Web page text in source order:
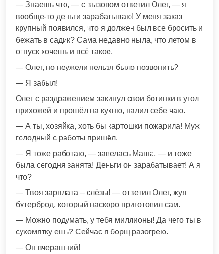
— Знаешь что, — с вызовом ответил Олег, — я
вообще-то деньги зарабатываю! У меня заказ
крупный появился, что я должен был все бросить и
бежать в садик? Сама недавно ныла, что летом в
отпуск хочешь и всё такое.
— Олег, но неужели нельзя было позвонить?
— Я забыл!
Олег с раздражением закинул свои ботинки в угол
прихожей и прошёл на кухню, налил себе чаю.
— А ты, хозяйка, хоть бы картошки пожарила! Муж
голодный с работы пришёл.
— Я тоже работаю, — завелась Маша, — и тоже
была сегодня занята! Деньги он зарабатывает! А я
что?
— Твоя зарплата – слёзы! — ответил Олег, жуя
бутерброд, который наскоро приготовил сам.
— Можно подумать, у тебя миллионы! Да чего ты в
сухомятку ешь? Сейчас я борщ разогрею.
— Он вчерашний!